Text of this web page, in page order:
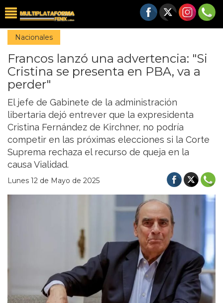
Nacionales
Francos lanzó una advertencia: "Si
Cristina se presenta en PBA, va a
perder"
El jefe de Gabinete de la administración
libertaria dejó entrever que la expresidenta
Cristina Fernández de Kirchner, no podría
competir en las próximas elecciones si la Corte
Suprema rechaza el recurso de queja en la
causa Vialidad.
Lunes 12 de Mayo de 2025